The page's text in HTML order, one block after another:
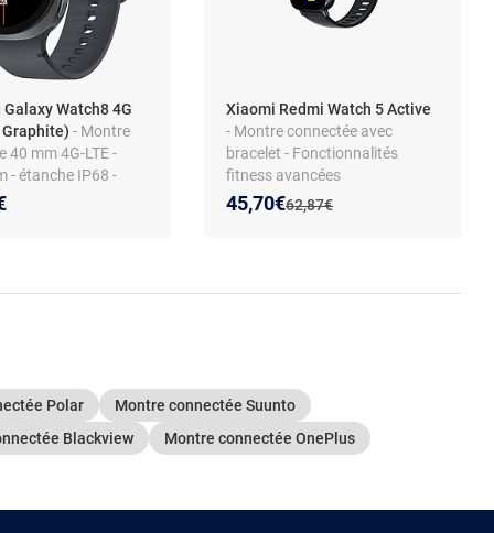
Galaxy Watch8 4G
Graphite)- Montre
40 mm 4G-LTE -
- étanche IP68 -
2 Go - écran tactile
1.34" - 32 Go -
Xiaomi Redmi Watch 5 Active
- Montre connectée avec
bracelet - Fonctionnalités
fitness avancées
Ancien prix :
62,87€
Nouveau prix :
45,70€
Réduction de :
Polar
Montre connectée Suunto
Blackview
Montre connectée OnePlus